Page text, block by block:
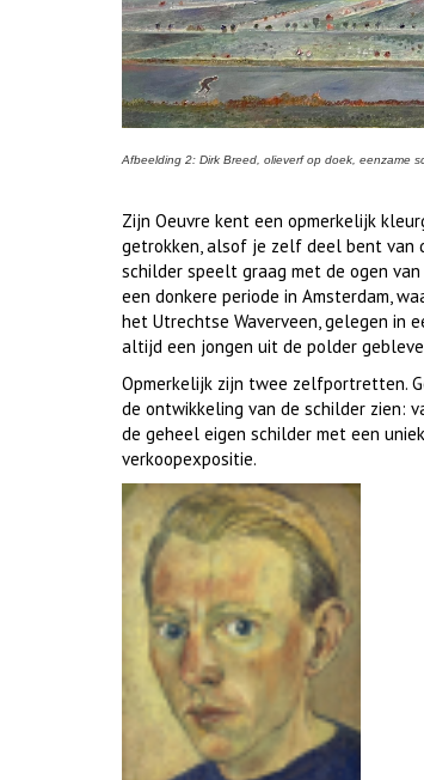
Afbeelding 2: Dirk Breed, olieverf op doek, eenzame
Zijn Oeuvre kent een opmerkelijk
getrokken, alsof je zelf deel bent van
schilder speelt graag met de ogen
een donkere periode in Amsterdam,
het Utrechtse Waverveen, gelegen in
altijd een jongen uit de polder
Opmerkelijk zijn twee zelfportretten.
de ontwikkeling van de schilder zien:
de geheel eigen schilder met een
verkoopexpositie.